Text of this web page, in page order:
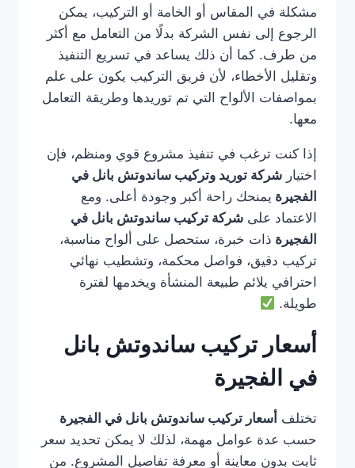
مشكلة في المقاس أو الخامة أو التركيب، يمكن
الرجوع إلى نفس الشركة بدلًا من التعامل مع أكثر
من طرف. كما أن ذلك يساعد في تسريع التنفيذ
وتقليل الأخطاء، لأن فريق التركيب يكون على علم
بمواصفات الألواح التي تم توريدها وطريقة التعامل
معها.
إذا كنت ترغب في تنفيذ مشروع قوي ومنظم، فإن
اختيار شركة توريد وتركيب ساندوتش بانل في
الفجيرة يمنحك راحة أكبر وجودة أعلى. ومع
الاعتماد على شركة تركيب ساندوتش بانل في
الفجيرة ذات خبرة، ستحصل على ألواح مناسبة،
تركيب دقيق، فواصل محكمة، وتشطيب نهائي
احترافي يلائم طبيعة المنشأة ويخدمها لفترة
طويلة.
أسعار تركيب ساندوتش بانل
في الفجيرة
تختلف أسعار تركيب ساندوتش بانل في الفجيرة
حسب عدة عوامل مهمة، لذلك لا يمكن تحديد سعر
ثابت بدون معاينة أو معرفة تفاصيل المشروع. من